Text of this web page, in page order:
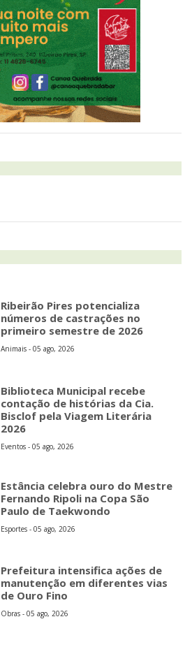
Ribeirão Pires potencializa
números de castrações no
primeiro semestre de 2026
Animais - 05 ago, 2026
Biblioteca Municipal recebe
contação de histórias da Cia.
Bisclof pela Viagem Literária
2026
Eventos - 05 ago, 2026
Estância celebra ouro do Mestre
Fernando Ripoli na Copa São
Paulo de Taekwondo
Esportes - 05 ago, 2026
Prefeitura intensifica ações de
manutenção em diferentes vias
de Ouro Fino
Obras - 05 ago, 2026